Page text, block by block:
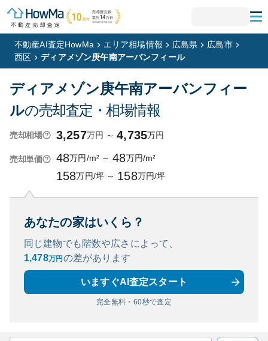
不動産AI査定HowMa エリア相場情報 広島県
広島市
西区
ディアメゾン庚午南アーバンフィール
ディアメゾン庚午南アーバンフィー
ルの売却査定・相場情報
売却相場 3,257万円 ～ 4,735万円
売却単価 48万円/m² ～ 48万円/m²
158万円/坪 ～ 158万円/坪
あなたの家はいくら？
同じ建物でも階数や広さによって、
1,478万円 の差があります
いますぐAI査定スタート
完全無料・60秒で査定